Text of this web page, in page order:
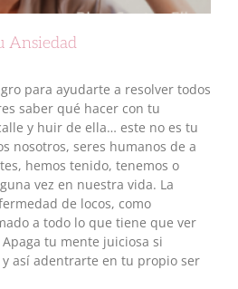
Ansiedad
para ayudarte a resolver todos
saber qué hacer con tu
y huir de ella… este no es tu
nosotros, seres humanos de a
hemos tenido, tenemos o
vez en nuestra vida. La
de locos, como
a todo lo que tiene que ver
tu mente juiciosa si
así adentrarte en tu propio ser